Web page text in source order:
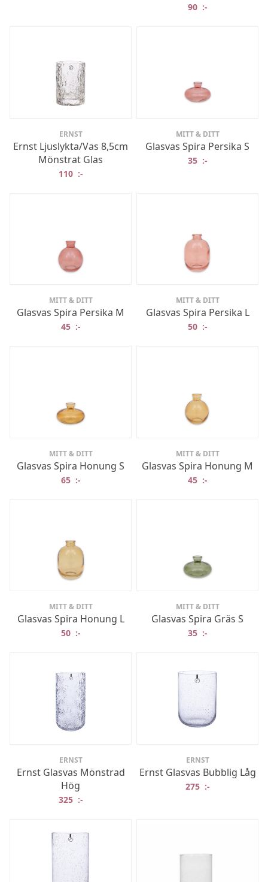
90 :-
ERNST
Ernst Ljuslykta/Vas 8,5cm
Mönstrat Glas
110 :-
MITT & DITT
Glasvas Spira Persika S
35 :-
MITT & DITT
Glasvas Spira Persika M
45 :-
MITT & DITT
Glasvas Spira Persika L
50 :-
MITT & DITT
Glasvas Spira Honung S
65 :-
MITT & DITT
Glasvas Spira Honung M
45 :-
MITT & DITT
Glasvas Spira Honung L
50 :-
MITT & DITT
Glasvas Spira Gräs S
35 :-
ERNST
Ernst Glasvas Mönstrad
Hög
325 :-
ERNST
Ernst Glasvas Bubblig Låg
275 :-